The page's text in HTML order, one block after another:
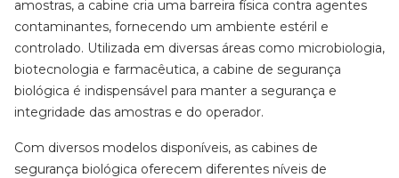
amostras, a cabine cria uma barreira física contra agentes
contaminantes, fornecendo um ambiente estéril e
controlado. Utilizada em diversas áreas como microbiologia,
biotecnologia e farmacêutica, a cabine de segurança
biológica é indispensável para manter a segurança e
integridade das amostras e do operador.
Com diversos modelos disponíveis, as cabines de
segurança biológica oferecem diferentes níveis de